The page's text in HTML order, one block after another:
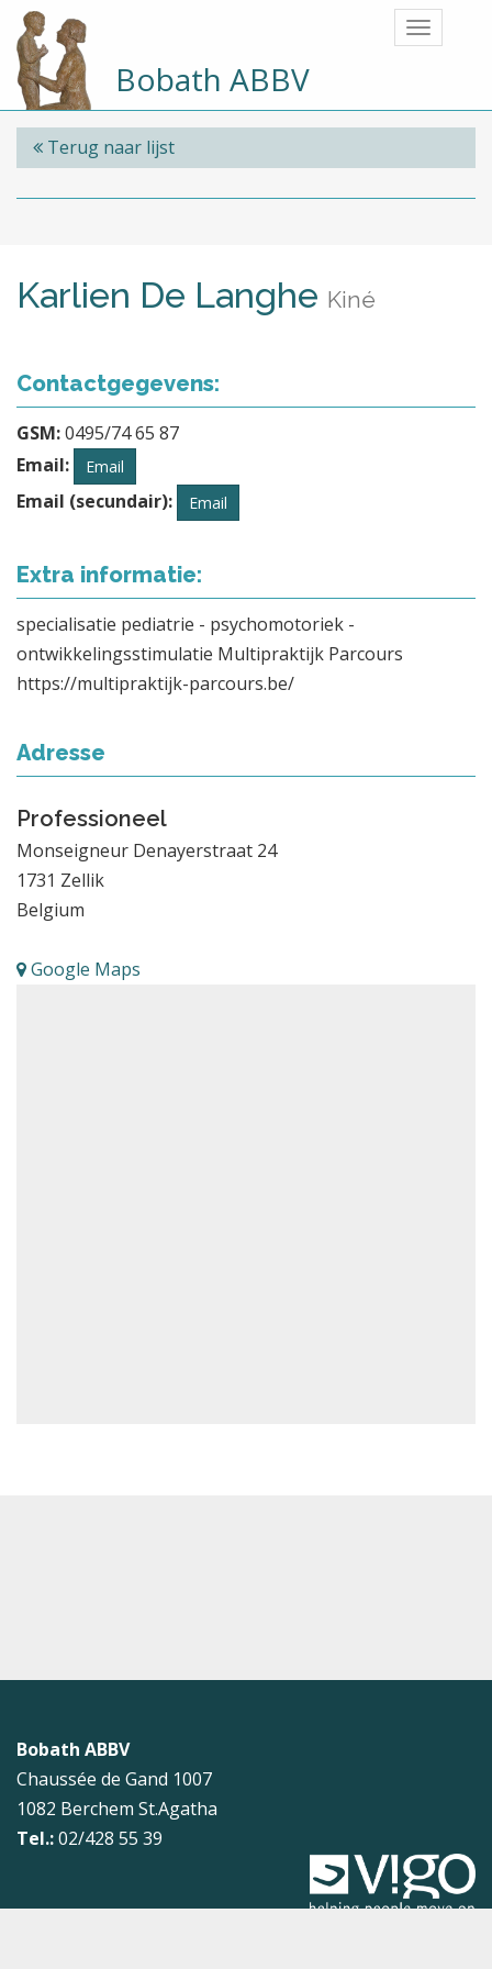
Bobath ABBV
Terug naar lijst
Karlien De Langhe Kiné
Contactgegevens:
GSM:0495/74 65 87
Email:
Email
Email (secundair): Email
Extra informatie:
specialisatie pediatrie - psychomotoriek -
ontwikkelingsstimulatie Multipraktijk Parcours
https://multipraktijk-parcours.be/
Adresse
Professioneel
Monseigneur Denayerstraat 24
1731 Zellik
Belgium
Google Maps
Bobath ABBV
Chaussée de Gand 1007
1082 Berchem St.Agatha
Tel.:02/428 55 39